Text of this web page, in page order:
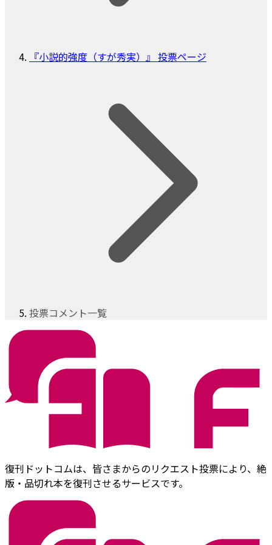
『小説的強度（すが秀実）』 投票ページ
投票コメント一覧
復刊ドットコムは、皆さまからのリクエスト投票により、絶
版・品切れ本を復刊させるサービスです。